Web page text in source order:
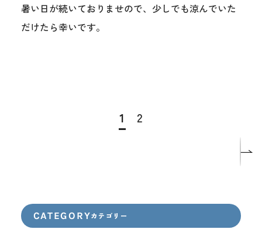
暑い日が続いておりませので、少しでも涼んでいた
だけたら幸いです。
1 2
CATEGORYカテゴリー